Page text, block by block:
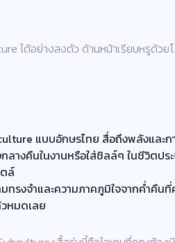
ได้อย่างลงตัว ด้านหน้าเรียบหรูด้ว
แบบอักษรไทย สื่อถึงพลังและก
างคืนในงานหรือใส่ชิลล์ๆ ในชีวิตปร
ล์
รงจำและความภาคภูมิใจจากค่ำคืน
หมดเลย